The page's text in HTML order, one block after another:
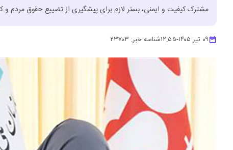
مشترک کیفیت و ایمنی، بستر لازم برای پیشگیری از تضییع حقوق مردم
۰۹ تیر ۱۴۰۵ -۱۲:۵۵شناسه خبر: ۲۳۷۰۳